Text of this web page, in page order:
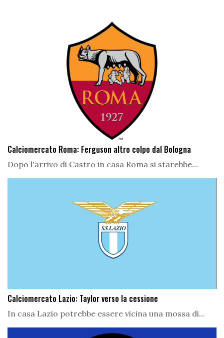
Calciomercato Roma: Ferguson altro colpo dal Bologna
Dopo l'arrivo di Castro in casa Roma si starebbe...
Calciomercato Lazio: Taylor verso la cessione
In casa Lazio potrebbe essere vicina una mossa di...